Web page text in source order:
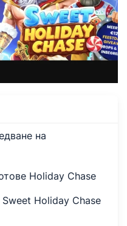
на
Holiday Chase
Holiday Chase